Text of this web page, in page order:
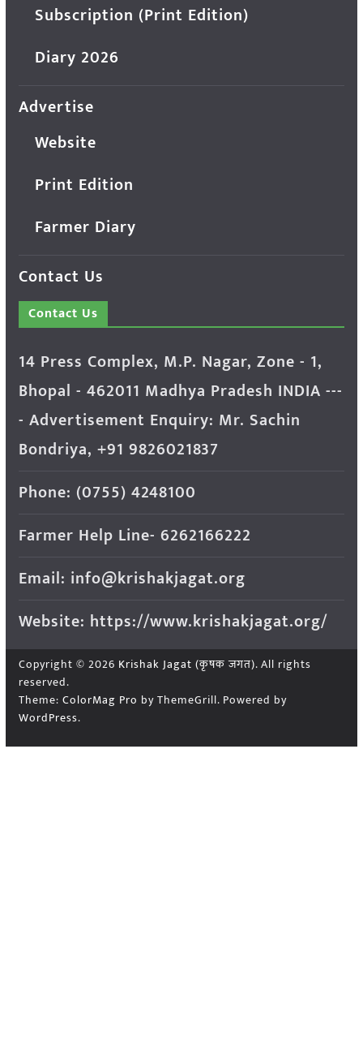
Subscription (Print Edition)
Diary 2026
Advertise
Website
Print Edition
Farmer Diary
Contact Us
Contact Us
14 Press Complex, M.P. Nagar, Zone - 1,
Bhopal - 462011 Madhya Pradesh INDIA ---
- Advertisement Enquiry: Mr. Sachin
Bondriya, +91 9826021837
Phone: (0755) 4248100
Farmer Help Line- 6262166222
Email: info@krishakjagat.org
Website: https://www.krishakjagat.org/
Copyright © 2026 Krishak Jagat (कृषक जगत). All rights
reserved.
Theme: ColorMag Pro by ThemeGrill. Powered by
WordPress.